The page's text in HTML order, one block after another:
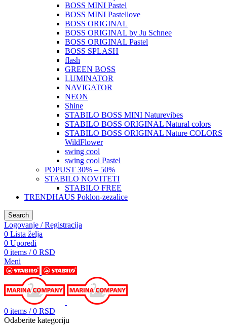
BOSS MINI Pastel
BOSS MINI Pastellove
BOSS ORIGINAL
BOSS ORIGINAL by Ju Schnee
BOSS ORIGINAL Pastel
BOSS SPLASH
flash
GREEN BOSS
LUMINATOR
NAVIGATOR
NEON
Shine
STABILO BOSS MINI Naturevibes
STABILO BOSS ORIGINAL Natural colors
STABILO BOSS ORIGINAL Nature COLORS
WildFlower
swing cool
swing cool Pastel
POPUST 30% – 50%
STABILO NOVITETI
STABILO FREE
TRENDHAUS Poklon-zezalice
Search
Logovanje / Registracija
0 Lista želja
0 Uporedi
0 items / 0 RSD
Meni
0 items / 0 RSD
Odaberite kategoriju